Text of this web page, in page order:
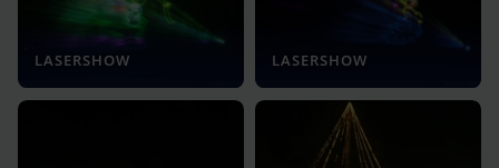
LASERSHOW LASERSHOW